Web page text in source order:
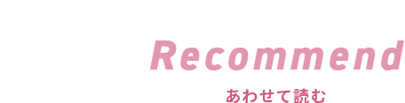
Recommend
あわせて読む